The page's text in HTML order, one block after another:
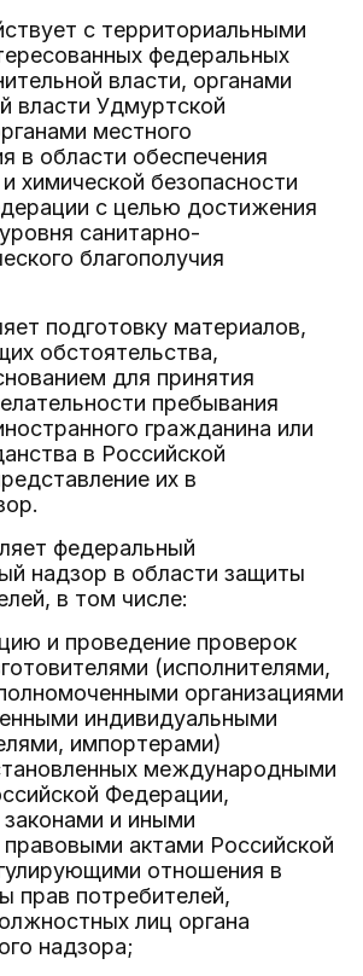
с территориальными
федеральных
власти, органами
власти Удмуртской
местного
в области обеспечения
химической безопасности
с целью достижения
санитарно-
благополучия
подготовку материалов,
обстоятельства,
для принятия
пребывания
гражданина или
в Российской
их в
федеральный
надзор в области защиты
в том числе:
и проведение проверок
(исполнителями,
организациями
индивидуальными
импортерами)
международными
Федерации,
и иными
актами Российской
отношения в
прав потребителей,
лиц органа
надзора;